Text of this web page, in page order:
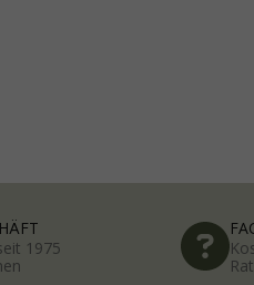
1975